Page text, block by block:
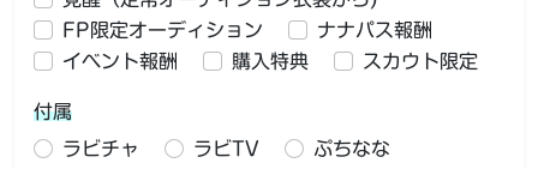
FP限定オーディション
ナナパス報酬
イベント報酬
購入特典 スカウト限定
付属
ラビチャ
ラビTV
ぷちなな